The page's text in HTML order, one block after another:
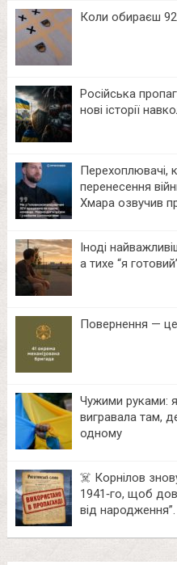
Коли обираєш
Російська
нові історії
Перехоплювачі,
перенесення
Хмара озвучив
Іноді
а тихе “я
Повернення —
Чужими руками:
вигравала там,
одному
☠️ Корнілов
1941‑го, щоб
від народження”.